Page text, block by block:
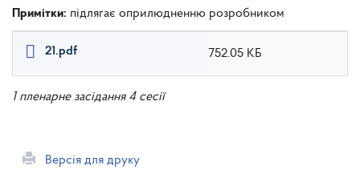
Примітки: підлягає оприлюдненню розробником
21.pdf 752.05 КБ
1 пленарне засідання 4 сесії
Версія для друку